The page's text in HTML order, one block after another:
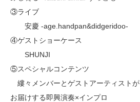
③ライブ
安慶 -age.handpan&didgeridoo-
④ゲストショーケース
SHUNJI
⑤スペシャルコンテンツ
縷々メンバーとゲストアーティストが
お届けする即興演奏×インプロ